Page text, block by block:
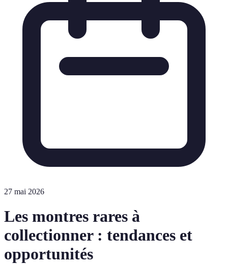
27 mai 2026
Les montres rares à
collectionner : tendances et
opportunités